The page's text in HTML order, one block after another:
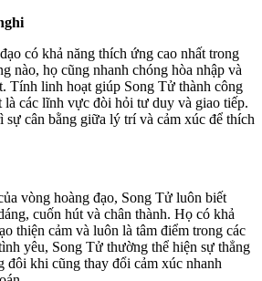
có khả năng thích ứng cao nhất trong
nào, họ cũng nhanh chóng hòa nhập và
Tính linh hoạt giúp Song Tử thành công
là các lĩnh vực đòi hỏi tư duy và giao tiếp.
cân bằng giữa lý trí và cảm xúc để thích
vòng hoàng đạo, Song Tử luôn biết
cuốn hút và chân thành. Họ có khả
thiện cảm và luôn là tâm điểm trong các
yêu, Song Tử thường thể hiện sự thẳng
đôi khi cũng thay đổi cảm xúc nhanh